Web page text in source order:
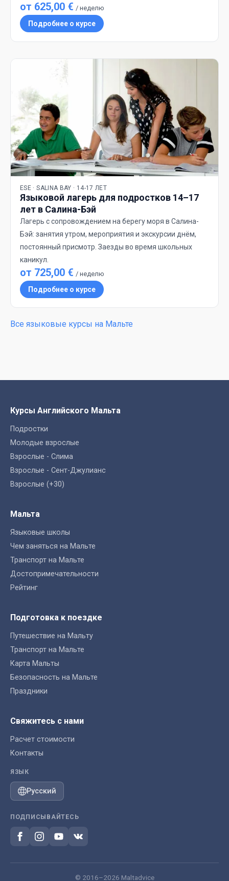
от 625,00 € / неделю
Подробнее о курсе
ESE · SALINA BAY · 14-17 ЛЕТ
Языковой лагерь для подростков 14–17
лет в Салина-Бэй
Лагерь с сопровождением на берегу моря в Салина-
Бэй: занятия утром, мероприятия и экскурсии днём,
постоянный присмотр. Заезды во время школьных
каникул.
от 725,00 € / неделю
Подробнее о курсе
Все языковые курсы на Мальте
Курсы Английского Мальта
Подростки
Молодые взрослые
Взрослые - Слима
Взрослые - Сент-Джулианс
Взрослые (+30)
Мальта
Языковые школы
Чем заняться на Мальте
Транспорт на Мальте
Достопримечательности
Рейтинг
Подготовка к поездке
Путешествие на Мальту
Транспорт на Мальте
Карта Мальты
Безопасность на Мальте
Праздники
Свяжитесь с нами
Расчет стоимости
Контакты
ЯЗЫК
Русский
ПОДПИСЫВАЙТЕСЬ
© 2016–2026 Maltadvice